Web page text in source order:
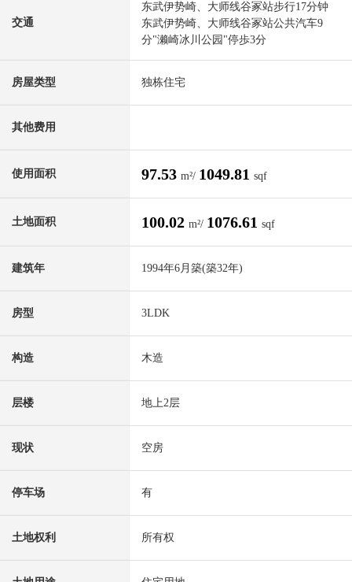
交通
东武伊势崎、大师线谷冢站步行17分钟
东武伊势崎、大师线谷冢站公共汽车9
分"濑崎冰川公园"停歩3分
房屋类型 独栋住宅
其他费用
使用面积 97.53 m²/ 1049.81 sqf
土地面积 100.02 m²/ 1076.61 sqf
建筑年 1994年6月築(築32年)
房型 3LDK
构造 木造
层楼 地上2层
现状 空房
停车场 有
土地权利 所有权